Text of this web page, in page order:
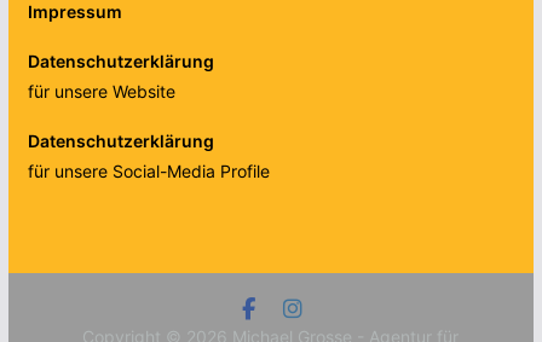
Impressum
Datenschutzerklärung
für unsere Website
Datenschutzerklärung
für unsere Social-Media Profile
Copyright © 2026 Michael Grosse - Agentur für